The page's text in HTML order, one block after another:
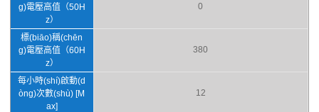
g)電壓高值（50H
z）
0
標(biāo)稱(chēn
g)電壓高值（60H
z）
380
每小時(shí)啟動(d
òng)次數(shù) [M
ax]
12